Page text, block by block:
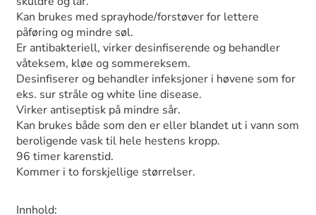
Kan brukes med sprayhode/forstøver for lettere
påføring og mindre søl.
Er antibakteriell, virker desinfiserende og behandler
våteksem, kløe og sommereksem.
Desinfiserer og behandler infeksjoner i høvene som for
eks. sur stråle og white line disease.
Virker antiseptisk på mindre sår.
Kan brukes både som den er eller blandet ut i vann som
beroligende vask til hele hestens kropp.
96 timer karenstid.
Kommer i to forskjellige størrelser.
Innhold: